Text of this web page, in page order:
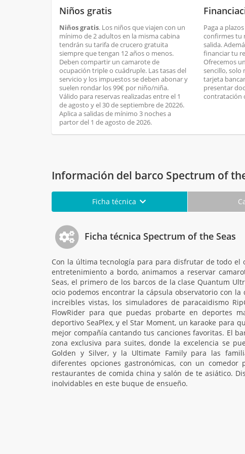
Niños gratis
Niños gratis. Los niños que viajen con un
mínimo de 2 adultos en la misma cabina
tendrán su tarifa de crucero gratuita
siempre que tengan 12 años o menos.
Deben compartir un camarote de
ocupación triple o cuádruple. Las tasas del
servicio y los impuestos se deben abonar y
suelen rondar los 99€ por niño/niña.
Válido para reservas realizadas entre el 1
de agosto y el 30 de septiembre de 20226.
Aplica a salidas de mínimo 3 noches a
partor del 1 de agosto de 2026.
Paga a
confirmes tu
salida.
financiar tu
Ofrecemos
sencillo, solo
tarjeta
presentar
contratación
Información del barco Spectrum of
Ficha técnica
Ficha técnica Spectrum of the Seas
Con la última tecnología para para disfrutar de todo el
entretenimiento a bordo, animamos a reservar
Seas, el primero de los barcos de la clase Quantum
ocio podemos encontrar la cápsula observatorio con
increibles vistas, los simuladores de paracaidismo
FlowRider para que puedas probarte en deportes
deportivo SeaPlex, y el Star Moment, un karaoke para
mejor compañía cantando tus canciones favoritas. El
zona exclusiva para suites, donde la excelencia se
Golden y Silver, y la Ultimate Family para las
diferentes opciones gastronómicas, con un
restaurantes de comida china y salón de te asiático.
inolvidables en este buque de ensueño.